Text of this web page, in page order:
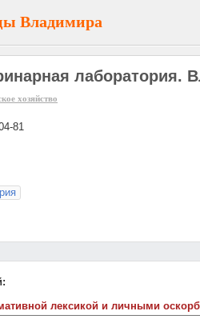
Владимира
лаборатория.
хозяйство
81
лексикой и личными